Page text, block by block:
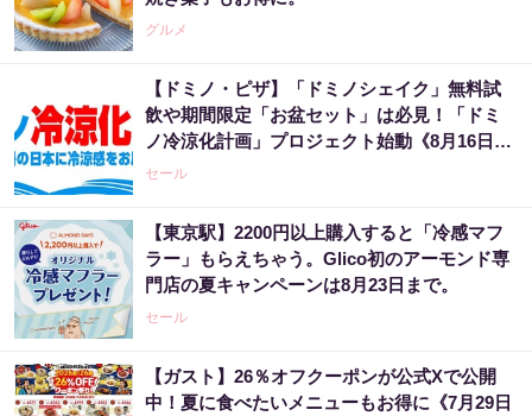
グルメ
【ドミノ・ピザ】「ドミノシェイク」無料試
飲や期間限定「お盆セット」は必見！「ドミ
ノ冷涼化計画」プロジェクト始動《8月16日ま
で》
セール
【東京駅】2200円以上購入すると「冷感マフ
ラー」もらえちゃう。Glico初のアーモンド専
門店の夏キャンペーンは8月23日まで。
セール
【ガスト】26％オフクーポンが公式Xで公開
中！夏に食べたいメニューもお得に《7月29日